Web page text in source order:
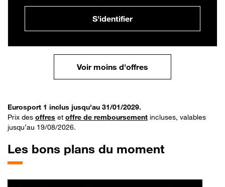
S'identifier
Voir moins d'offres
Eurosport 1 inclus jusqu'au 31/01/2029.
Prix des offres et offre de remboursement incluses, valables
jusqu’au 19/08/2026.
Les bons plans du moment